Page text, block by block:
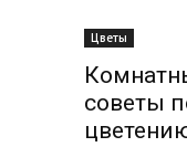
Цветы
советы